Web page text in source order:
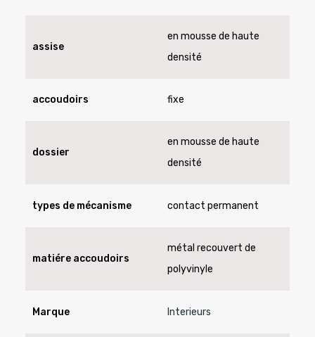
assise
en mousse de haute
densité
accoudoirs fixe
dossier
en mousse de haute
densité
types de mécanisme contact permanent
matiére accoudoirs
métal recouvert de
polyvinyle
Marque Interieurs